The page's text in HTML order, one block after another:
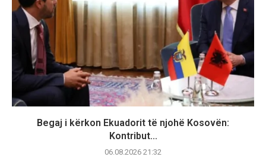
Begaj i kërkon Ekuadorit të njohë Kosovën:
Kontribut...
06.08.2026 21:32